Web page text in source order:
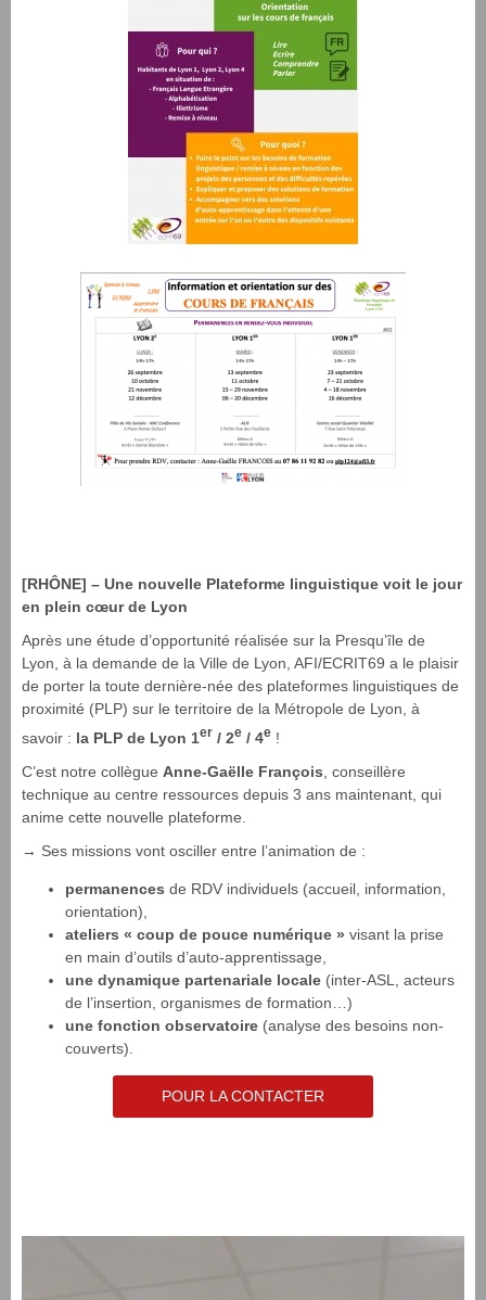
[RHÔNE] – Une nouvelle Plateforme linguistique voit le jour
en plein cœur de Lyon
Après une étude d’opportunité réalisée sur la Presqu’île de
Lyon, à la demande de la Ville de Lyon, AFI/ECRIT69 a le plaisir
de porter la toute dernière-née des plateformes linguistiques de
proximité (PLP) sur le territoire de la Métropole de Lyon, à
savoir : la PLP de Lyon 1er / 2e / 4e !
C’est notre collègue Anne-Gaëlle François , conseillère
technique au centre ressources depuis 3 ans maintenant, qui
anime cette nouvelle plateforme.
→ Ses missions vont osciller entre l’animation de :
permanences de RDV individuels (accueil, information,
orientation),
ateliers « coup de pouce numérique » visant la prise
en main d’outils d’auto-apprentissage,
une dynamique partenariale locale (inter-ASL, acteurs
de l’insertion, organismes de formation…)
une fonction observatoire (analyse des besoins non-
couverts).
POUR LA CONTACTER